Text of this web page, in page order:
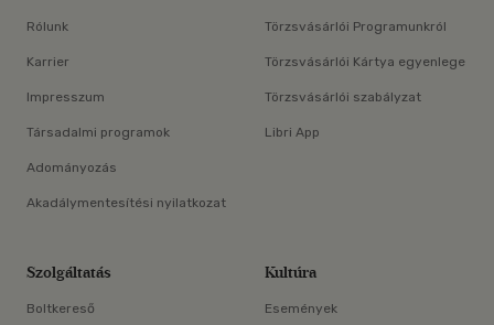
Rólunk
Karrier
Impresszum
Társadalmi programok
Adományozás
Akadálymentesítési nyilatkozat
Törzsvásárlói Programunkról
Törzsvásárlói Kártya egyenlege
Törzsvásárlói szabályzat
Libri App
Szolgáltatás
Boltkereső
Kultúra
Események